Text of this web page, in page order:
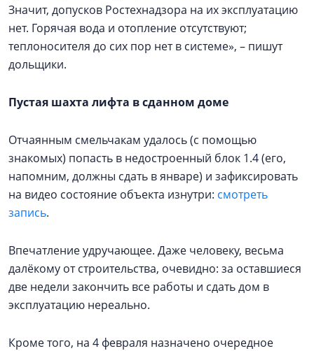
Значит, допусков Ростехнадзора на их эксплуатацию
нет. Горячая вода и отопление отсутствуют;
теплоносителя до сих пор нет в системе», – пишут
дольщики.
Пустая шахта лифта в сданном доме
Отчаянным смельчакам удалось (с помощью
знакомых) попасть в недостроенный блок 1.4 (его,
напомним, должны сдать в январе) и зафиксировать
на видео состояние объекта изнутри: смотреть
запись.
Впечатление удручающее. Даже человеку, весьма
далёкому от строительства, очевидно: за оставшиеся
две недели закончить все работы и сдать дом в
эксплуатацию нереально.
Кроме того, на 4 февраля назначено очередное